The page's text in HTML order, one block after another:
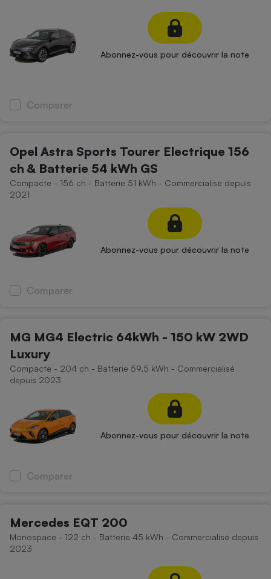
Abonnez-vous pour découvrir la note
Comparer
Opel Astra Sports Tourer Electrique 156
ch & Batterie 54 kWh GS
Compacte - 156 ch - Batterie 51 kWh - Commercialisé depuis
2021
Abonnez-vous pour découvrir la note
Comparer
MG MG4 Electric 64kWh - 150 kW 2WD
Luxury
Compacte - 204 ch - Batterie 59,5 kWh - Commercialisé
depuis 2023
Abonnez-vous pour découvrir la note
Comparer
Mercedes EQT 200
Monospace - 122 ch - Batterie 45 kWh - Commercialisé depuis
2023